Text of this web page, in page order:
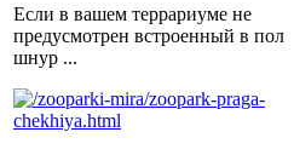
Если в вашем террариуме не
предусмотрен встроенный в пол
шнур ...